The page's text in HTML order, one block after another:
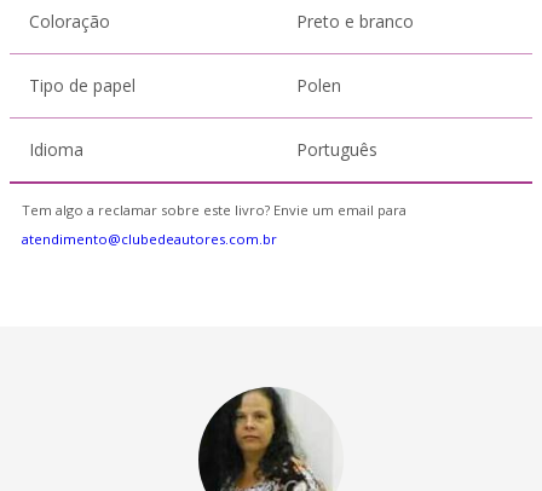
Coloração Preto e branco
Tipo de papel Polen
Idioma Português
Tem algo a reclamar sobre este livro? Envie um email para
atendimento@clubedeautores.com.br